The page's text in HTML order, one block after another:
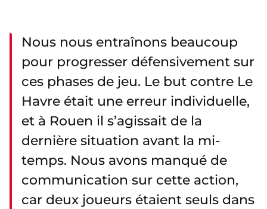
Nous nous entraînons beaucoup
pour progresser défensivement sur
ces phases de jeu. Le but contre Le
Havre était une erreur individuelle,
et à Rouen il s’agissait de la
dernière situation avant la mi-
temps. Nous avons manqué de
communication sur cette action,
car deux joueurs étaient seuls dans